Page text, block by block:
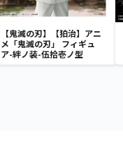
【鬼滅の刃】【狛治】アニ
メ「鬼滅の刃」 フィギュ
ア-絆ノ装-伍拾壱ノ型